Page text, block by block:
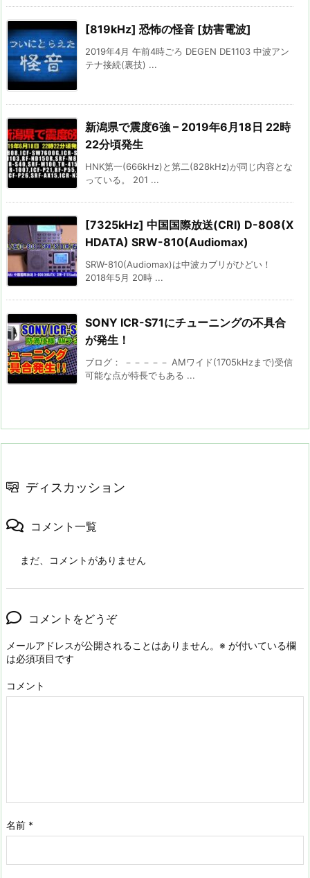
[819kHz] 恐怖の怪音 [妨害電波]
2019年4月 午前4時ごろ DEGEN DE1103 中波アン
テナ接続(裏技) ...
新潟県で震度6強 – 2019年6月18日 22時
22分頃発生
HNK第一(666kHz)と第二(828kHz)が同じ内容とな
っている。 201 ...
[7325kHz] 中国国際放送(CRI) D-808(X
HDATA) SRW-810(Audiomax)
SRW-810(Audiomax)は中波カブリがひどい！
2018年5月 20時 ...
SONY ICR-S71にチューニングの不具合
が発生！
ブログ： －－－－－ AMワイド(1705kHzまで)受信
可能な点が特長でもある ...
ディスカッション
コメント一覧
まだ、コメントがありません
コメントをどうぞ
メールアドレスが公開されることはありません。 ※ が付いている欄
は必須項目です
コメント
名前 *